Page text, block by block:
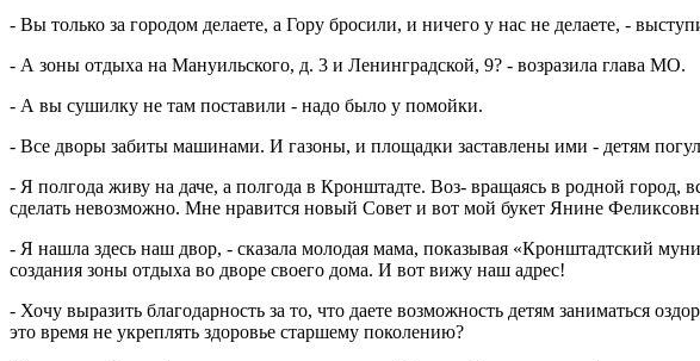
- Вы только за городом делаете, а Гору бросили, и ничего у нас не делаете, -
- А зоны отдыха на Мануильского, д. 3 и Ленинградской, 9? - возразила глава МО.
- А вы сушилку не там поставили - надо было у помойки.
- Все дворы забиты машинами. И газоны, и площадки заставлены ими - детям
- Я полгода живу на даче, а полгода в Кронштадте. Воз- вращаясь в родной город,
сделать невозможно. Мне нравится новый Совет и вот мой букет Янине
- Я нашла здесь наш двор, - сказала молодая мама, показывая «Кронштадтский
создания зоны отдыха во дворе своего дома. И вот вижу наш адрес!
- Хочу выразить благодарность за то, что даете возможность детям заниматься
это время не укреплять здоровье старшему поколению?